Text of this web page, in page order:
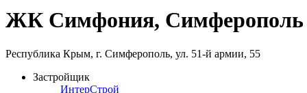
ЖК Симфония,
Республика Крым, г. Симферополь, ул. 51-й армии, 55
Застройщик
ИнтерСтрой